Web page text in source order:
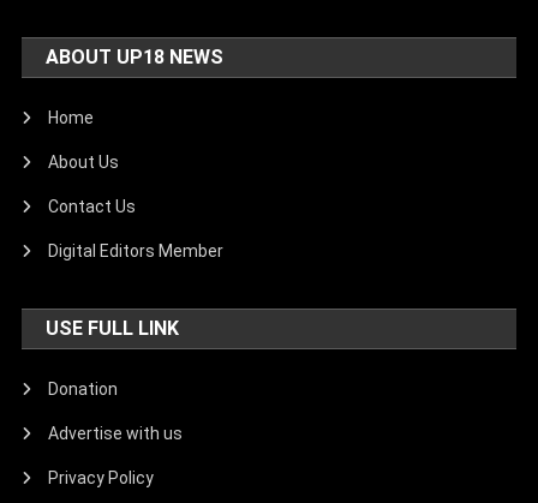
ABOUT UP18 NEWS
Home
About Us
Contact Us
Digital Editors Member
USE FULL LINK
Donation
Advertise with us
Privacy Policy